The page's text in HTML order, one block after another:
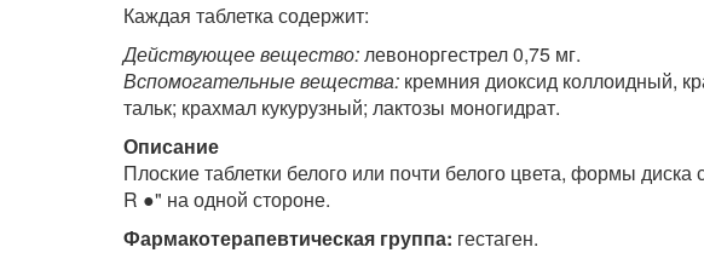
Каждая таблетка содержит:
Действующее вещество:левоноргестрел 0,75 мг.
Вспомогательные вещества: кремния диоксид коллоидный,
тальк; крахмал кукурузный; лактозы моногидрат.
Описание
Плоские таблетки белого или почти белого цвета, формы диска
R ●" на одной стороне.
Фармакотерапевтическая группа: гестаген.